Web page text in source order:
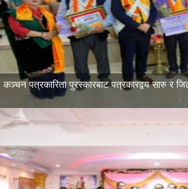
कञ्चन पत्रकारिता पुरस्कारबाट पत्रकारद्वय सारु र